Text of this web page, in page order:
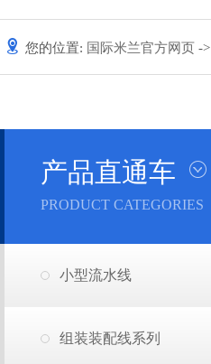
您的位置: 国际米兰官方网页 ->
产品直通车
PRODUCT CATEGORIES
小型流水线
组装装配线系列